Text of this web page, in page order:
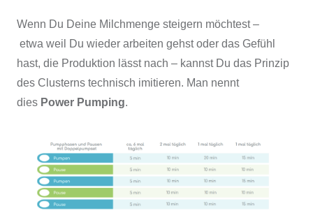
Wenn Du Deine Milchmenge steigern möchtest –
etwa weil Du wieder arbeiten gehst oder das Gefühl
hast, die Produktion lässt nach – kannst Du das Prinzip
des Clusterns technisch imitieren. Man nennt
dies Power Pumping.